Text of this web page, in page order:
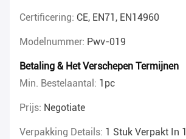
Certificering: CE, EN71, EN14960
Modelnummer: Pwv-019
Betaling & Het Verschepen Termijnen
Min. Bestelaantal: 1pc
Prijs: Negotiate
Verpakking Details: 1 Stuk Verpakt In